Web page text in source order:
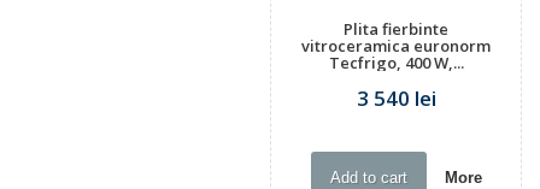
Plita fierbinte
vitroceramica euronorm
Tecfrigo, 400 W,...
3 540 lei
Add to cart More